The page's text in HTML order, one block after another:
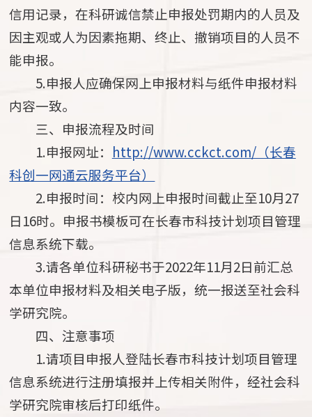
信用记录，在科研诚信禁止申报处罚期内的人员及
因主观或人为因素拖期、终止、撤销项目的人员不
能申报。
5.申报人应确保网上申报材料与纸件申报材料
内容一致。
三、申报流程及时间
1.申报网址： http://www.cckct.com/（长春
科创一网通云服务平台）
2.申报时间：校内网上申报时间截止至10月27
日16时。申报书模板可在长春市科技计划项目管理
信息系统下载。
3.请各单位科研秘书于2022年11月2日前汇总
本单位申报材料及相关电子版，统一报送至社会科
学研究院。
四、注意事项
1.请项目申报人登陆长春市科技计划项目管理
信息系统进行注册填报并上传相关附件，经社会科
学研究院审核后打印纸件。